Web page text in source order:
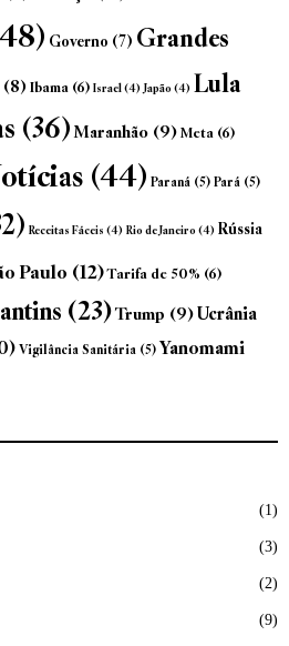
Governo (7) Grandes
(8) Ibama (6) Israel(4) Japão (4) Lula
(36)Maranhão (9)Meta (6)
(44) Paraná (5)Pará (5)
Receitas Fáceis (4) Rio de Janeiro (4) Rússia
Paulo (12)Tarifa de 50% (6)
(23)Trump (9)Ucrânia
Vigilância Sanitária (5)Yanomami
1
3
2
9